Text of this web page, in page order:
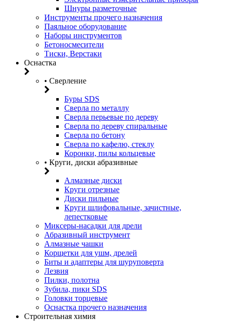
Шнуры разметочные
Инструменты прочего назначения
Паяльное оборудование
Наборы инструментов
Бетоносмесители
Тиски, Верстаки
Оснастка
• Сверление
Буры SDS
Сверла по металлу
Сверла перьевые по дереву
Сверла по дереву спиральные
Сверла по бетону
Сверла по кафелю, стеклу
Коронки, пилы кольцевые
• Круги, диски абразивные
Алмазные диски
Круги отрезные
Диски пильные
Круги шлифовальные, зачистные,
лепестковые
Миксеры-насадки для дрели
Абразивный инструмент
Алмазные чашки
Корщетки для ушм, дрелей
Биты и адаптеры для шуруповерта
Лезвия
Пилки, полотна
Зубила, пики SDS
Головки торцевые
Оснастка прочего назначения
Строительная химия